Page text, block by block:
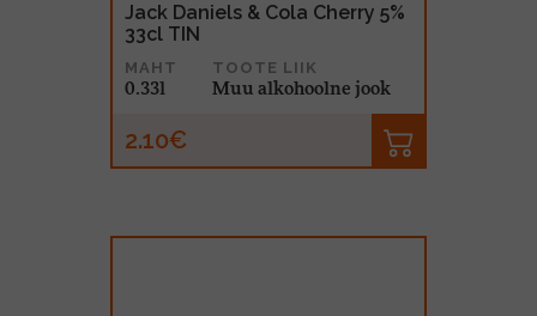
Jack Daniels & Cola Cherry 5%
33cl TIN
MAHT
0.33l
TOOTE LIIK
Muu alkohoolne jook
2.10€